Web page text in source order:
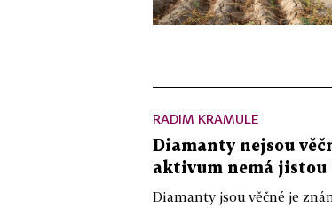
RADIM KRAMULE
Diamanty nejsou
aktivum nemá jistou
Diamanty jsou věčné je